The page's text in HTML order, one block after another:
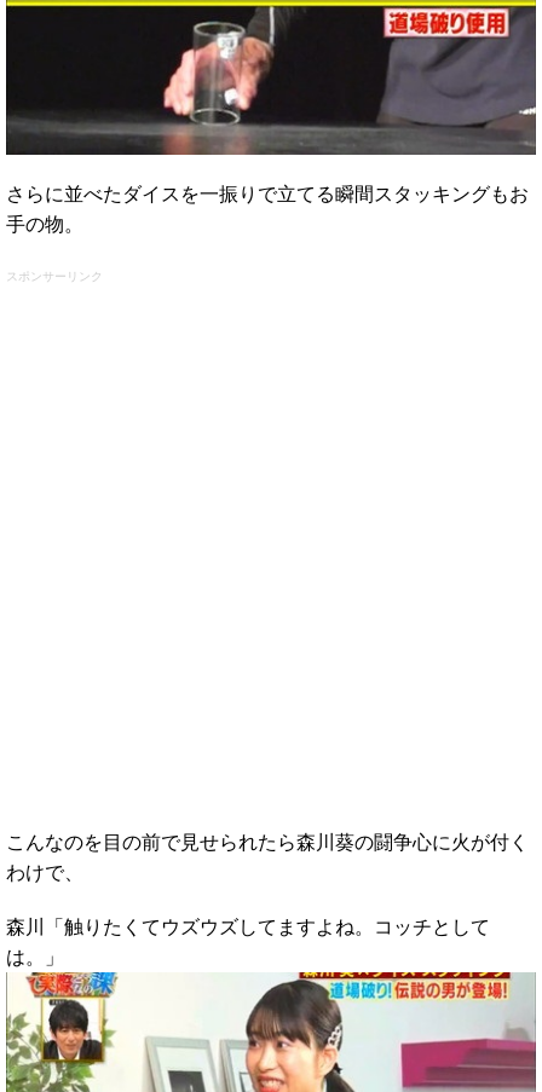
さらに並べたダイスを一振りで立てる瞬間スタッキングもお
手の物。
スポンサーリンク
こんなのを目の前で見せられたら森川葵の闘争心に火が付く
わけで、
森川「触りたくてウズウズしてますよね。コッチとして
は。」